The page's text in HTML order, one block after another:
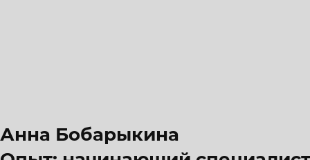
Анна Бобарыкина